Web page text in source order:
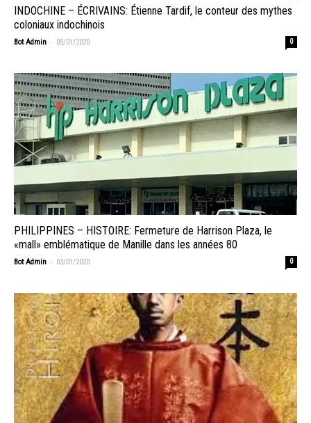
INDOCHINE – ÉCRIVAINS: Étienne Tardif, le conteur des mythes
coloniaux indochinois
Bot Admin - 05/01/2020 0
PHILIPPINES – HISTOIRE: Fermeture de Harrison Plaza, le
«mall» emblématique de Manille dans les années 80
Bot Admin - 03/01/2020 0